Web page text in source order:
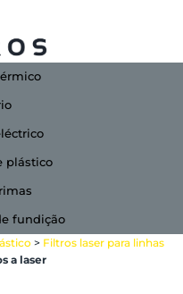
plástico
fundição
> Filtros laser para linhas
a laser